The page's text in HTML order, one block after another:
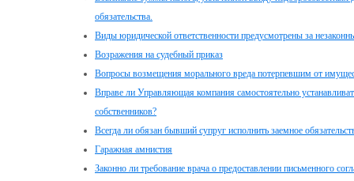
обязательства.
Виды юридической ответственности предусмотрены за
Возражения на судебный приказ
Вопросы возмещения морального вреда потерпевшим от
Вправе ли Управляющая компания самостоятельно
собственников?
Всегда ли обязан бывший супруг исполнить заемное
Гаражная амнистия
Законно ли требование врача о предоставлении письменного